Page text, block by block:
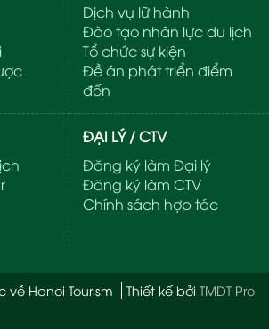
Dịch vụ lữ hành
Đào tạo nhân lực du lịch
Tổ chức sự kiện
Đề án phát triển điểm
đến
ĐẠI LÝ / CTV
Đăng ký làm Đại lý
Đăng ký làm CTV
Chính sách hợp tác
Hanoi Tourism Thiết kế bởi TMDT Pro